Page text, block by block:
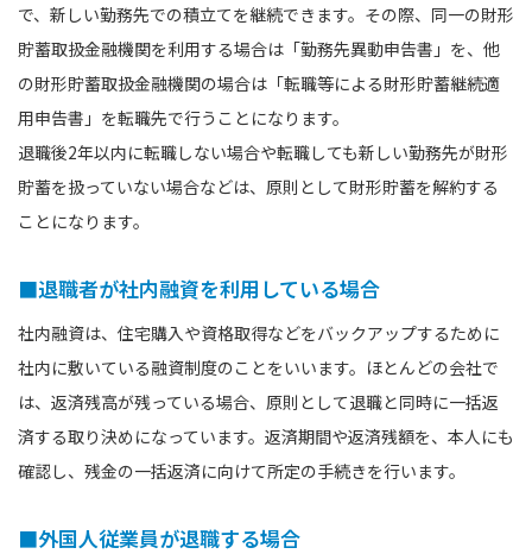
で、新しい勤務先での積立てを継続できます。その際、同一の財形
貯蓄取扱金融機関を利用する場合は「勤務先異動申告書」を、他
の財形貯蓄取扱金融機関の場合は「転職等による財形貯蓄継続適
用申告書」を転職先で行うことになります。
退職後2年以内に転職しない場合や転職しても新しい勤務先が財形
貯蓄を扱っていない場合などは、原則として財形貯蓄を解約する
ことになります。
■退職者が社内融資を利用している場合
社内融資は、住宅購入や資格取得などをバックアップするために
社内に敷いている融資制度のことをいいます。ほとんどの会社で
は、返済残高が残っている場合、原則として退職と同時に一括返
済する取り決めになっています。返済期間や返済残額を、本人にも
確認し、残金の一括返済に向けて所定の手続きを行います。
■外国人従業員が退職する場合